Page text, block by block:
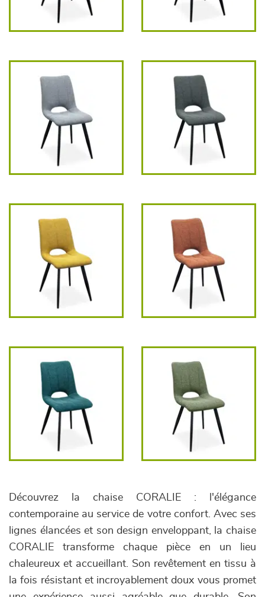
Découvrez la chaise CORALIE : l'élégance
contemporaine au service de votre confort. Avec ses
lignes élancées et son design enveloppant, la chaise
CORALIE transforme chaque pièce en un lieu
chaleureux et accueillant. Son revêtement en tissu à
la fois résistant et incroyablement doux vous promet